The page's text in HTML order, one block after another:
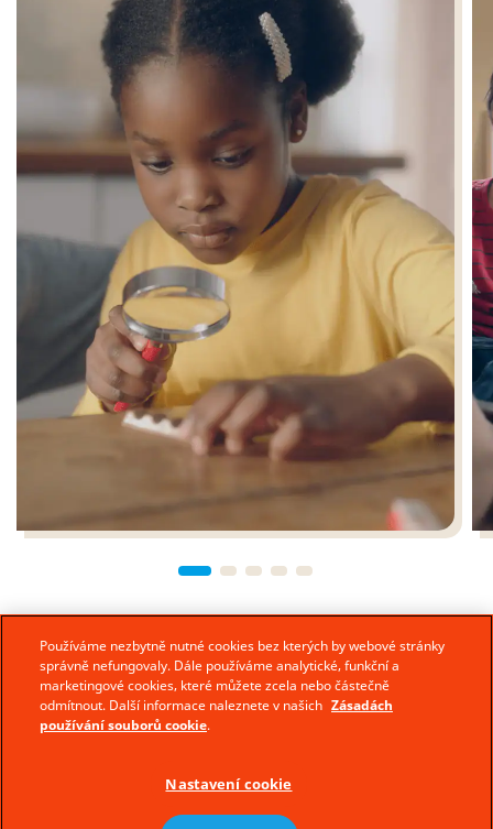
Používáme nezbytně nutné cookies bez kterých by webové stránky
správně nefungovaly. Dále používáme analytické, funkční a
marketingové cookies, které můžete zcela nebo částečně
odmítnout. Další informace naleznete v našich Zásadách
používání souborů cookie.
Nastavení cookie